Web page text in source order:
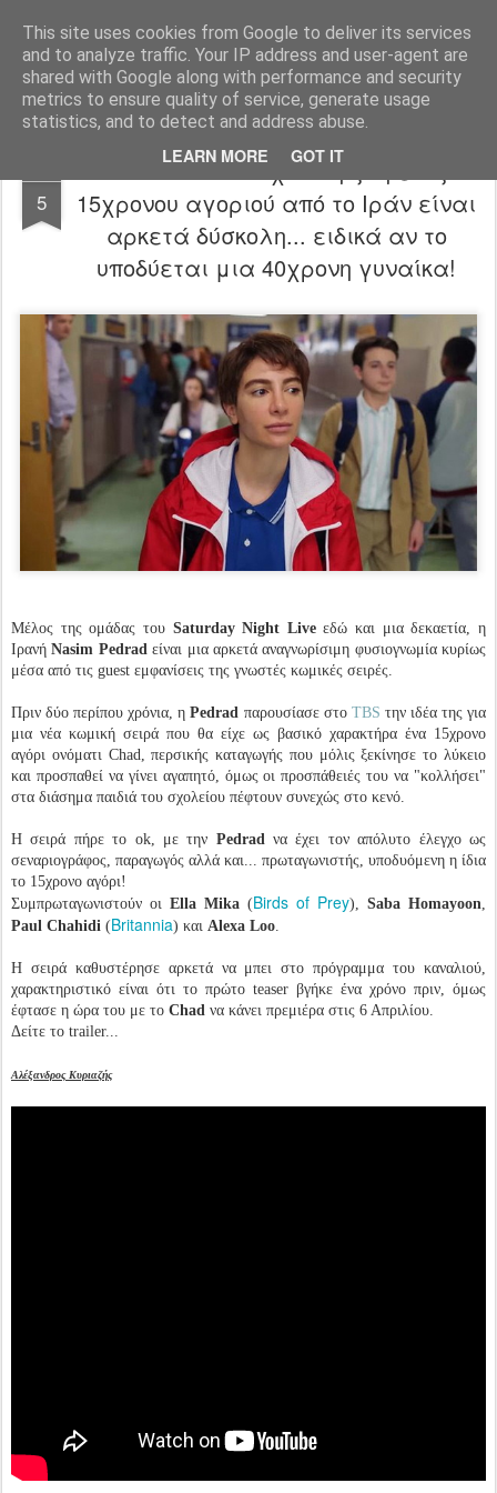
This site uses cookies from Google to deliver its services
and to analyze traffic. Your IP address and user-agent are
shared with Google along with performance and security
metrics to ensure quality of service, generate usage
statistics, and to detect and address abuse.
LEARN MORE GOT IT
FilmBoy
5
Chad trailer: Η σχολική ζωή ενός
15χρονου αγοριού από το Ιράν είναι
αρκετά δύσκολη... ειδικά αν το
υποδύεται μια 40χρονη γυναίκα!
Μέλος της ομάδας του Saturday Night Liveεδώ και μια δεκαετία, η
ΙρανήNasim Pedradείναι μια αρκετά αναγνωρίσιμη φυσιογνωμία κυρίως
μέσα από τις guest εμφανίσεις της γνωστές κωμικές σειρές.
Πριν δύο περίπου χρόνια, ηPedrad παρουσίασε στο TBS την ιδέα της για
μια νέα κωμική σειρά που θα είχε ως βασικό χαρακτήρα ένα 15χρονο
αγόρι ονόματι Chad, περσικής καταγωγής που μόλις ξεκίνησε το λύκειο
και προσπαθεί να γίνει αγαπητό, όμως οι προσπάθειές του να "κολλήσει"
στα διάσημα παιδιά του σχολείου πέφτουν συνεχώς στο κενό.
Η σειρά πήρε το ok, με την Pedradνα έχει τον απόλυτο έλεγχο ως
σεναριογράφος, παραγωγός αλλά και... πρωταγωνιστής, υποδυόμενη η ίδια
το 15χρονο αγόρι!
Συμπρωταγωνιστούν οι Ella Mika (Birds of Prey), Saba Homayoon,
Paul Chahidi (Britannia) και Alexa Loo.
Η σειρά καθυστέρησε αρκετά να μπει στο πρόγραμμα του καναλιού,
χαρακτηριστικό είναι ότι το πρώτο teaser βγήκε ένα χρόνο πριν, όμως
έφτασε η ώρα του με το Chad να κάνει πρεμιέρα στις 6 Απριλίου.
Δείτε το trailer...
Αλέξανδρος Κυριαζής